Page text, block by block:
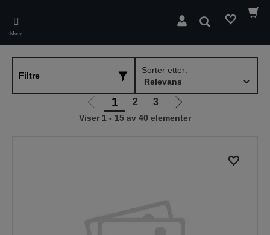
main
content
Meny
Søk
Filtre
Sorter etter:
Gå
til
1 2 3
Gå
til
Viser 1 - 15 av 40 elementer